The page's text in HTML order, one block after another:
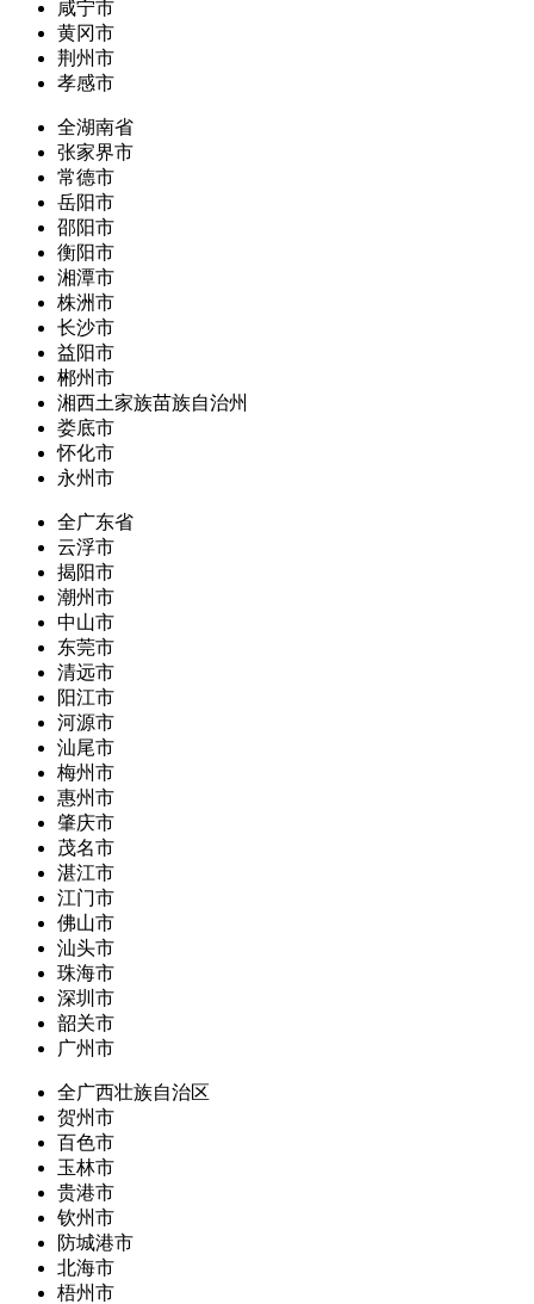
咸宁市
黄冈市
荆州市
孝感市
全湖南省
张家界市
常德市
岳阳市
邵阳市
衡阳市
湘潭市
株洲市
长沙市
益阳市
郴州市
湘西土家族苗族自治州
娄底市
怀化市
永州市
全广东省
云浮市
揭阳市
潮州市
中山市
东莞市
清远市
阳江市
河源市
汕尾市
梅州市
惠州市
肇庆市
茂名市
湛江市
江门市
佛山市
汕头市
珠海市
深圳市
韶关市
广州市
全广西壮族自治区
贺州市
百色市
玉林市
贵港市
钦州市
防城港市
北海市
梧州市